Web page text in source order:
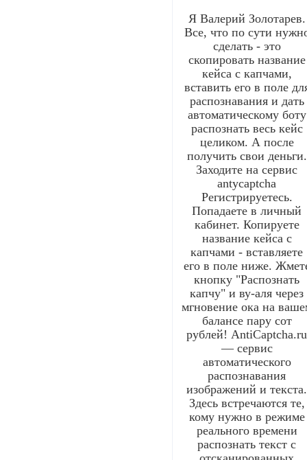
Я Валерий Золотарев.
Все, что по сути
сделать - это
скопировать название
кейса с капчами,
вставить его в поле
распознавания и дать
автоматическому боту
распознать весь кейс
целиком. А после
получить свои деньги.
Заходите на сервис
antycaptcha
Регистрируетесь.
Попадаете в личный
кабинет. Копируете
название кейса с
капчами - вставляете
его в поле ниже.
кнопку "Распознать
капчу" и ву-аля через
мгновение ока на
балансе пару сот
рублей! AntiCaptcha.ru
— сервис
автоматического
распознавания
изображений и текста.
Здесь встречаются те,
кому нужно в режиме
реального времени
распознать текст с